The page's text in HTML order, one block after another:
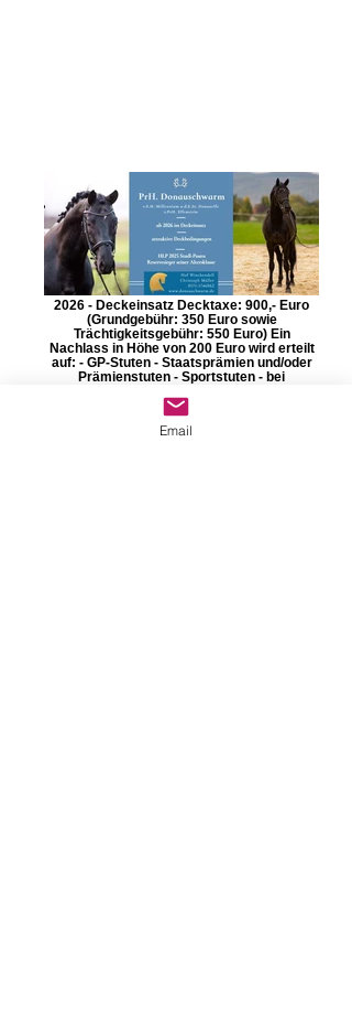
2026 - Deckeinsatz Decktaxe: 900,- Euro
(Grundgebühr: 350 Euro sowie
Trächtigkeitsgebühr: 550 Euro) Ein
Nachlass in Höhe von 200 Euro wird erteilt
auf: - GP-Stuten - Staatsprämien und/oder
Prämienstuten - Sportstuten - bei
eigenen Bestandes Hof Winchendell
Christoph Müller 55627 Merxheim Kontakt:
+49 (0)171 174 6062
Email